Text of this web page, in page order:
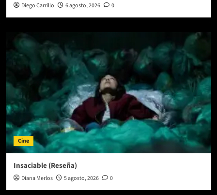
Diego Carrillo 6 agosto, 2026 0
Cine
Insaciable (Reseña)
Diana Merlos 5 agosto, 2026 0